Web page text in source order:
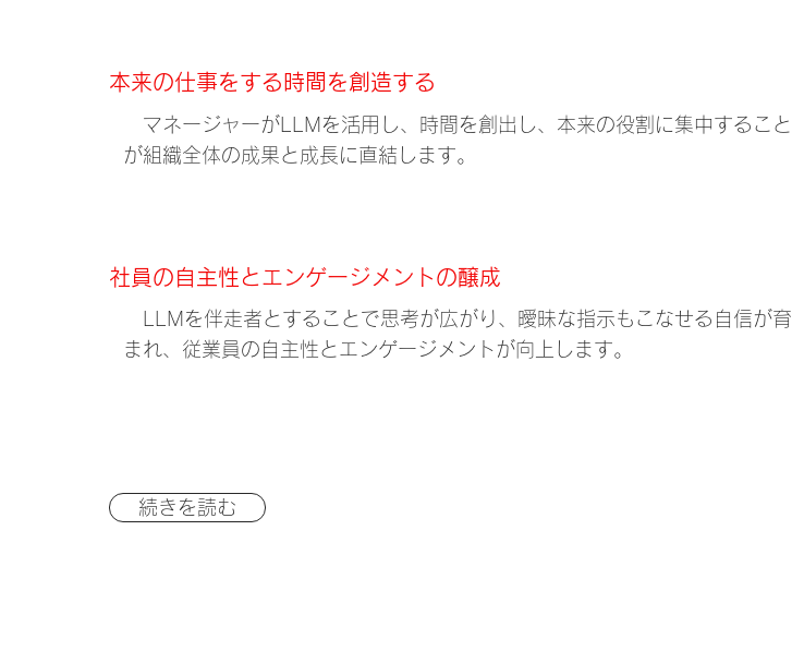
本来の仕事をする時間を創造する
マネージャーがLLMを活用し、時間を創出し、本来の役割に集中すること
が組織全体の成果と成長に直結します。
社員の自主性とエンゲージメントの醸成
LLMを伴走者とすることで思考が広がり、曖昧な指示もこなせる自信が育
まれ、従業員の自主性とエンゲージメントが向上します。
続きを読む